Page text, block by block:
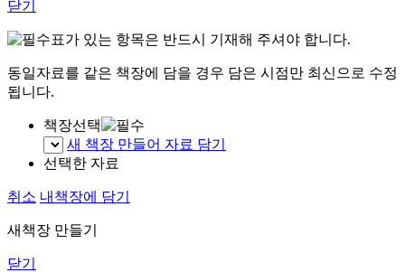
닫기
표가 있는 항목은 반드시 기재해 주셔야 합니다.
동일자료를 같은 책장에 담을 경우 담은 시점만 최신으로 수정
됩니다.
책장선택
새 책장 만들어 자료 담기
선택한 자료
취소 내책장에 담기
새책장 만들기
닫기